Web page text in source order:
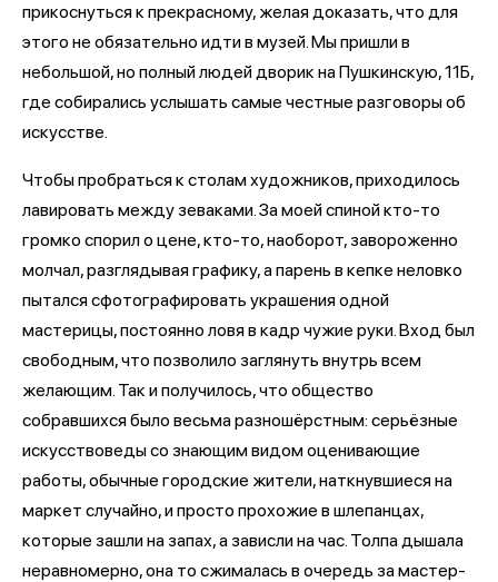
прикоснуться к прекрасному, желая доказать, что для
этого не обязательно идти в музей. Мы пришли в
небольшой, но полный людей дворик на Пушкинскую, 11Б,
где собирались услышать самые честные разговоры об
искусстве.
Чтобы пробраться к столам художников, приходилось
лавировать между зеваками. За моей спиной кто-то
громко спорил о цене, кто-то, наоборот, завороженно
молчал, разглядывая графику, а парень в кепке неловко
пытался сфотографировать украшения одной
мастерицы, постоянно ловя в кадр чужие руки. Вход был
свободным, что позволило заглянуть внутрь всем
желающим. Так и получилось, что общество
собравшихся было весьма разношёрстным: серьёзные
искусствоведы со знающим видом оценивающие
работы, обычные городские жители, наткнувшиеся на
маркет случайно, и просто прохожие в шлепанцах,
которые зашли на запах, а зависли на час. Толпа дышала
неравномерно, она то сжималась в очередь за мастер-